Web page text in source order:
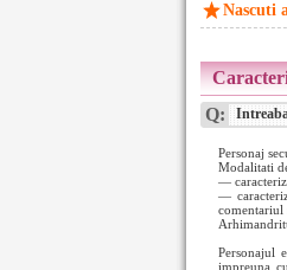
Nascuti
Q:
Personaj
Modalitati
—
—
comentariul
Personajul
impreuna